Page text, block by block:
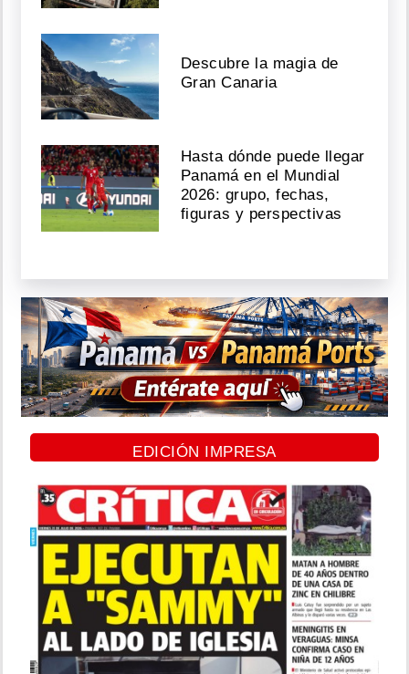
Descubre la magia de
Gran Canaria
Hasta dónde puede llegar
Panamá en el Mundial
2026: grupo, fechas,
figuras y perspectivas
EDICIÓN IMPRESA